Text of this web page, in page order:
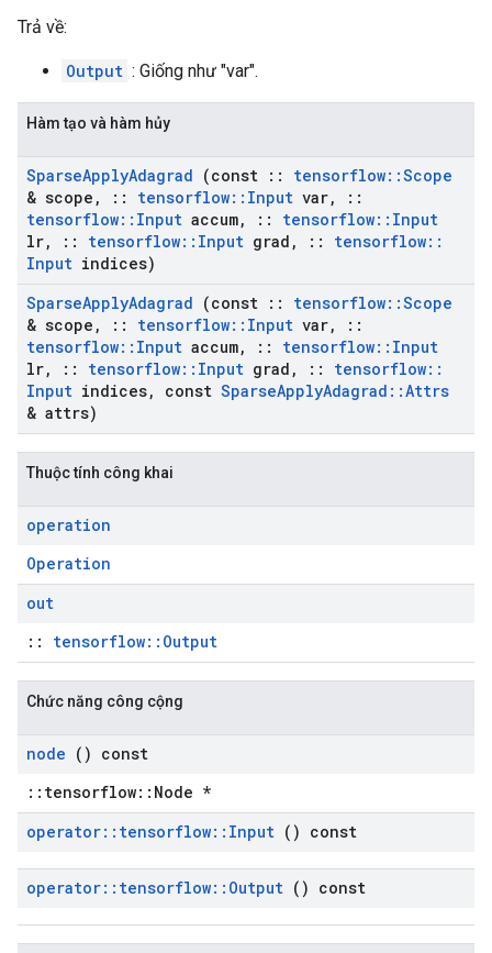
Trả về:
Output : Giống như "var".
Hàm tạo và hàm hủy
SparseApplyAdagrad (const :: tensorflow::Scope
& scope , :: tensorflow:: Input var,
::
tensorflow:: Input accum, :: tensorflow:: Input
lr, :: tensorflow:: Input grad , :: tensorflow::
Input indices)
SparseApplyAdagrad (const :: tensorflow::Scope
& scope , :: tensorflow:: Input var,
::
tensorflow:: Input accum, :: tensorflow:: Input
lr, :: tensorflow:: Input grad , :: tensorflow::
Input indices, const SparseApplyAdagrad ::Attrs
& attrs)
Thuộc tính công khai
operation
Operation
out
:: tensorflow::Output
Chức năng công cộng
node () const
::tensorflow::Node *
operator:: tensorflow:: Input () const
operator:: tensorflow:: Output () const